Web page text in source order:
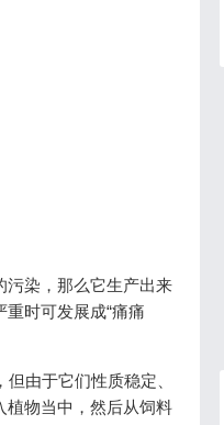
污染，那么它生产出来
时可发展成“痛痛
由于它们性质稳定、
植物当中，然后从饲料